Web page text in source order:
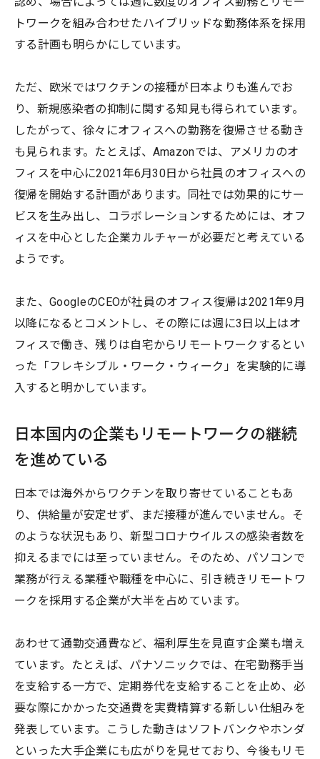
トワークを組み合わせたハイブリッドな勤務体系を採用
する計画も明らかにしています。
ただ、欧米ではワクチンの接種が日本よりも進んでお
り、新規感染者の抑制に関する知見も得られています。
したがって、徐々にオフィスへの勤務を復帰させる動き
も見られます。たとえば、Amazonでは、アメリカのオ
フィスを中心に2021年6月30日から社員のオフィスへの
復帰を開始する計画があります。同社では効果的にサー
ビスを生み出し、コラボレーションするためには、オフ
ィスを中心とした企業カルチャーが必要だと考えている
ようです。
また、GoogleのCEOが社員のオフィス復帰は2021年9月
以降になるとコメントし、その際には週に3日以上はオ
フィスで働き、残りは自宅からリモートワークするとい
った「フレキシブル・ワーク・ウィーク」を実験的に導
入すると明かしています。
日本国内の企業もリモートワークの継続
を進めている
日本では海外からワクチンを取り寄せていることもあ
り、供給量が安定せず、まだ接種が進んでいません。そ
のような状況もあり、新型コロナウイルスの感染者数を
抑えるまでには至っていません。そのため、パソコンで
業務が行える業種や職種を中心に、引き続きリモートワ
ークを採用する企業が大半を占めています。
あわせて通勤交通費など、福利厚生を見直す企業も増え
ています。たとえば、パナソニックでは、在宅勤務手当
を支給する一方で、定期券代を支給することを止め、必
要な際にかかった交通費を実費精算する新しい仕組みを
発表しています。こうした動きはソフトバンクやホンダ
といった大手企業にも広がりを見せており、今後もリモ